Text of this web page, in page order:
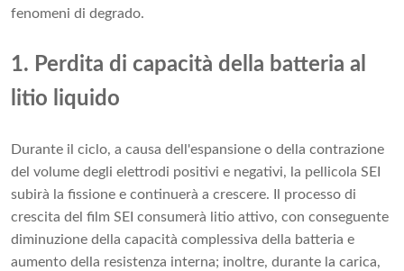
fenomeni di degrado.
1. Perdita di capacità della batteria al
litio liquido
Durante il ciclo, a causa dell'espansione o della contrazione
del volume degli elettrodi positivi e negativi, la pellicola SEI
subirà la fissione e continuerà a crescere. Il processo di
crescita del film SEI consumerà litio attivo, con conseguente
diminuzione della capacità complessiva della batteria e
aumento della resistenza interna; inoltre, durante la carica,